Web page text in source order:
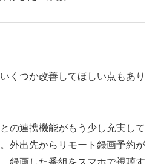
くつか改善してほしい点もあり
の連携機能がもう少し充実して
外出先からリモート録画予約が
録画した番組をスマホで視聴す